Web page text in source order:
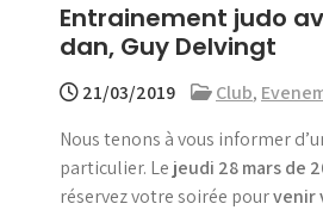
Entrainement judo
dan, Guy Delvingt
21/03/2019 Club,
Nous tenons à vous informer
particulier. Le jeudi 28 mars de
réservez votre soirée pourvenir